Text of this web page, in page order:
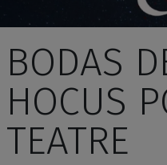
BODAS
HOCUS
TEATRE